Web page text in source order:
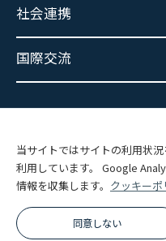
当サイトではサイトの利用状
利用しています。 Google
情報を収集します。 クッキー
同意しない
社会連携
国際交流
プライバシーポリシー
関連リンク